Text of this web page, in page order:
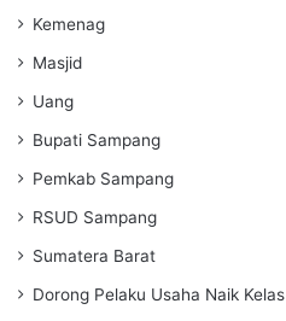
Kemenag
Masjid
Uang
Bupati Sampang
Pemkab Sampang
RSUD Sampang
Sumatera Barat
Dorong Pelaku Usaha Naik Kelas